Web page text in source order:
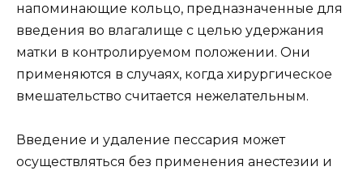
напоминающие кольцо, предназначенные для
введения во влагалище с целью удержания
матки в контролируемом положении. Они
применяются в случаях, когда хирургическое
вмешательство считается нежелательным.
Введение и удаление пессария может
осуществляться без применения анестезии и